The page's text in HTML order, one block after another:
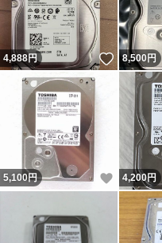
4,888円 いいね！
8,500円
5,100円 いいね！
4,200円